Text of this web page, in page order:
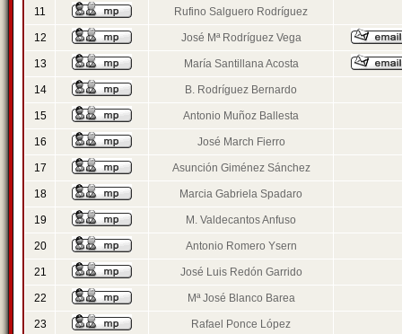
11 Rufino Salguero Rodríguez
12 José Mª Rodríguez Vega
13 María Santillana Acosta
14 B. Rodríguez Bernardo
15 Antonio Muñoz Ballesta
16 José March Fierro
17 Asunción Giménez Sánchez
18 Marcia Gabriela Spadaro
19 M. Valdecantos Anfuso
20 Antonio Romero Ysern
21 José Luis Redón Garrido
22 Mª José Blanco Barea
23 Rafael Ponce López